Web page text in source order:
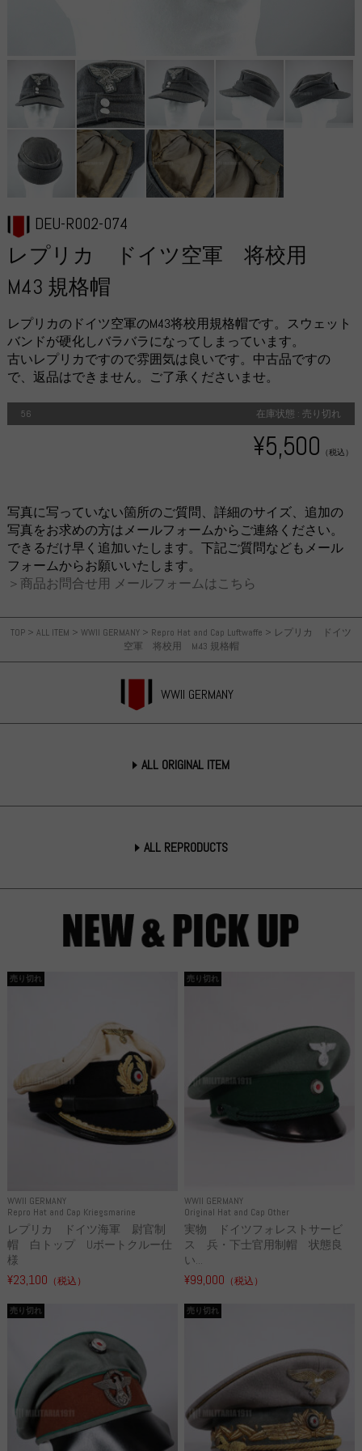
TOP > ALL ITEM > WWII GERMANY > Repro Hat and Cap Luftwaffe > レプリカ ドイツ
空軍 将校用 M43 規格帽
WWII GERMANY
ALL ORIGINAL ITEM
ALL REPRODUCTS
DEU-R002-074
レプリカ ドイツ空軍 将校用
M43 規格帽
レプリカのドイツ空軍のM43将校用規格帽です。スウェット
バンドが硬化しバラバラになってしまっています。
古いレプリカですので雰囲気は良いです。中古品ですの
で、返品はできません。ご了承くださいませ。
56 在庫状態 : 売り切れ
¥5,500 （税込）
写真に写っていない箇所のご質問、詳細のサイズ、追加の
写真をお求めの方はメールフォームからご連絡ください。
できるだけ早く追加いたします。下記ご質問などもメール
フォームからお願いいたします。
＞商品お問合せ用 メールフォームはこちら
WWII GERMANY
Repro Hat and Cap Kriegsmarine
売り切れ
レプリカ ドイツ海軍 尉官制
帽 白トップ Uボートクルー仕
様
¥23,100 （税込）
WWII GERMANY
Original Hat and Cap Other
売り切れ
実物 ドイツフォレストサービ
ス 兵・下士官用制帽 状態良
い...
¥99,000 （税込）
売り切れ 売り切れ